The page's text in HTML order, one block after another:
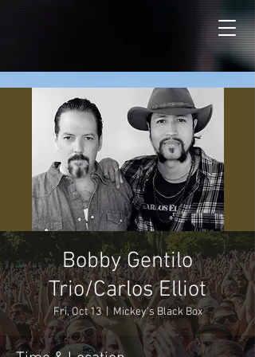
Bobby Gentilo
Trio/Carlos Elliot
Fri, Oct 13
  |
Mickey's Black Box